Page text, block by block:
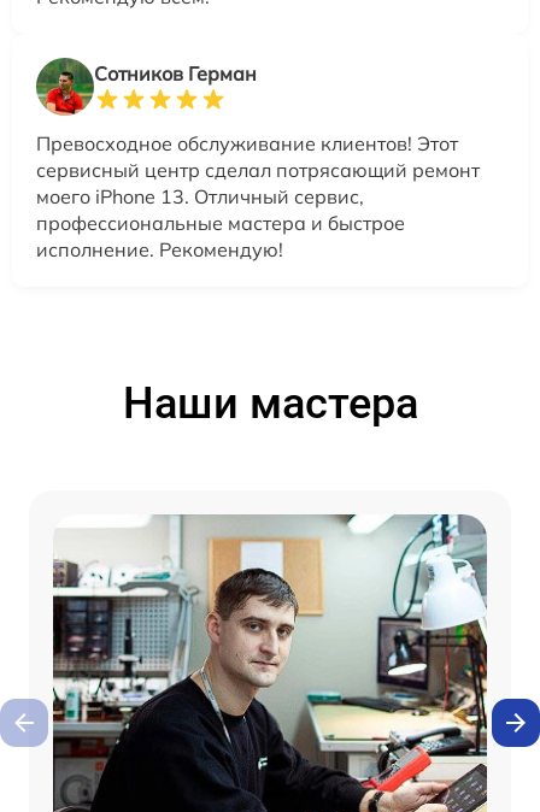
Сотников Герман
Превосходное обслуживание клиентов! Этот
сервисный центр сделал потрясающий ремонт
моего iPhone 13. Отличный сервис,
профессиональные мастера и быстрое
исполнение. Рекомендую!
Наши мастера